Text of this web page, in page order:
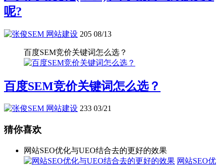
呢?
网站建设 205 08/13
百度SEM竞价关键词怎么选？
百度SEM竞价关键词怎么选？
网站建设 233 03/21
猜你喜欢
网站SEO优化与UEO结合去的更好的效果
网站SEO优